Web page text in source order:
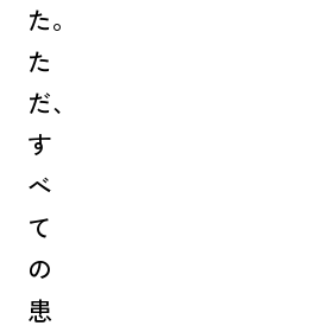
た。
た
だ、
す
べ
て
の
患